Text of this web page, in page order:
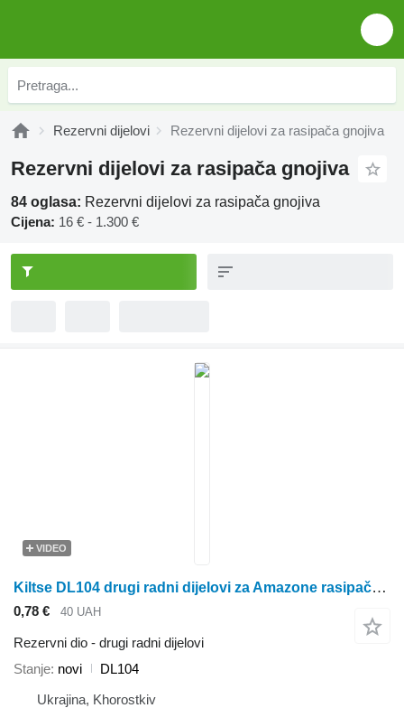
Rezervni dijelovi Rezervni dijelovi za rasipača gnojiva
Rezervni dijelovi za rasipača gnojiva
84 oglasa: Rezervni dijelovi za rasipača gnojiva
Cijena: 16 € - 1.300 €
VIDEO
Kiltse DL104 drugi radni dijelovi za Amazone rasipača gnojiva
0,78 € 40 UAH
Rezervni dio - drugi radni dijelovi
Stanje novi
DL104
Ukrajina, Khorostkiv